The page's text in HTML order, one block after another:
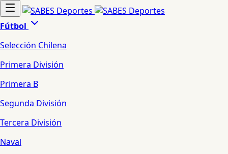
Fútbol
Selección Chilena
Primera División
Primera B
Segunda División
Tercera División
Naval